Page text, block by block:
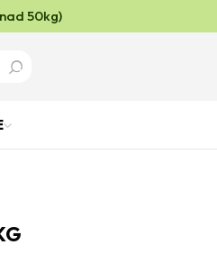
50kg)